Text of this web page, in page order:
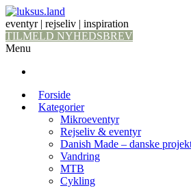
eventyr | rejseliv | inspiration
TILMELD NYHEDSBREV
Menu
Forside
Kategorier
Mikroeventyr
Rejseliv & eventyr
Danish Made – danske
Vandring
MTB
Cykling